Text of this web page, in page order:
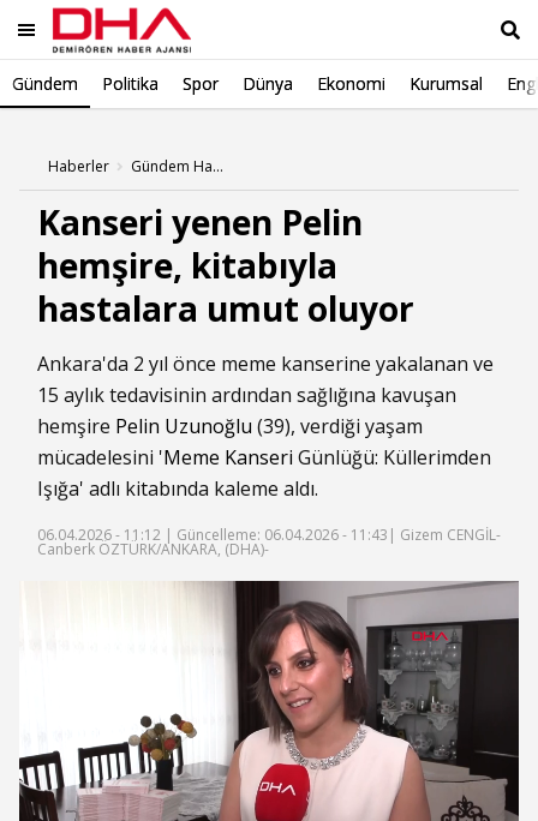
Gündem Politika Spor Dünya Ekonomi Kurumsal
Haberler Gündem Haberleri
Kanseri yenen Pelin
hemşire, kitabıyla
hastalara umut oluyor
Ankara'da 2 yıl önce meme kanserine yakalanan ve
15 aylık tedavisinin ardından sağlığına kavuşan
hemşire Pelin Uzunoğlu (39), verdiği yaşam
mücadelesini 'Meme Kanseri Günlüğü: Küllerimden
Işığa' adlı kitabında kaleme aldı.
06.04.2026 - 11:12 | Güncelleme: 06.04.2026 - 11:43 | Gizem CENGİL-
Canberk ÖZTÜRK/ANKARA, (DHA)-